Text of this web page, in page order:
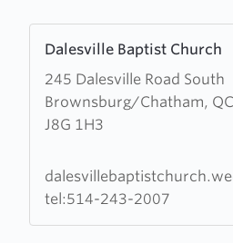
Dalesville Baptist Church
245 Dalesville Road South
Brownsburg/Chatham, QC
J8G 1H3
more
about
Dalesville
Baptist
tel:514-243-2007